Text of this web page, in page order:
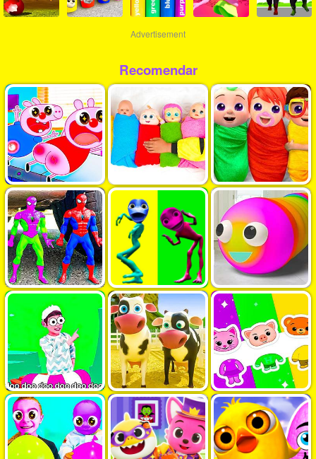
Advertisement
Recomendar